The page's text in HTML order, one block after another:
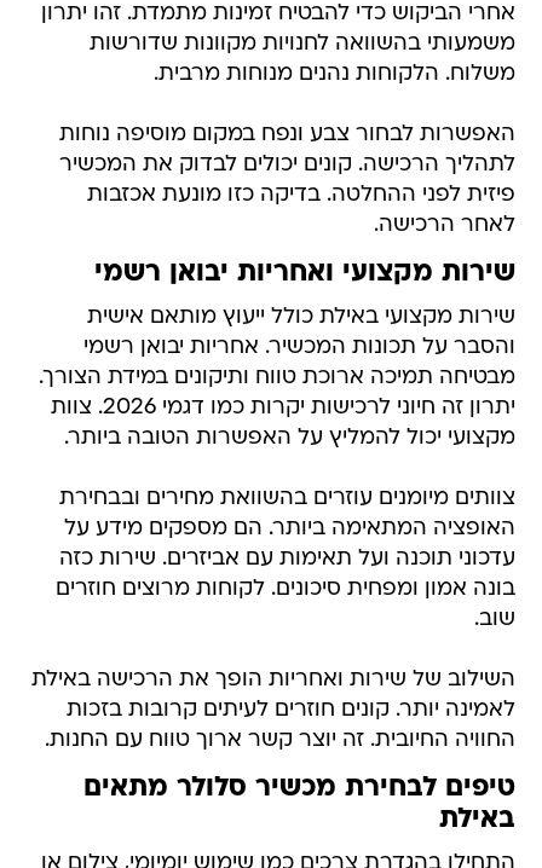
אחרי הביקוש כדי להבטיח זמינות מתמדת. זהו יתרון
משמעותי בהשוואה לחנויות מקוונות שדורשות
משלוח. הלקוחות נהנים מנוחות מרבית.
האפשרות לבחור צבע ונפח במקום מוסיפה נוחות
לתהליך הרכישה. קונים יכולים לבדוק את המכשיר
פיזית לפני ההחלטה. בדיקה כזו מונעת אכזבות
לאחר הרכישה.
שירות מקצועי ואחריות יבואן רשמי
שירות מקצועי באילת כולל ייעוץ מותאם אישית
והסבר על תכונות המכשיר. אחריות יבואן רשמי
מבטיחה תמיכה ארוכת טווח ותיקונים במידת הצורך.
יתרון זה חיוני לרכישות יקרות כמו דגמי 2026. צוות
מקצועי יכול להמליץ על האפשרות הטובה ביותר.
צוותים מיומנים עוזרים בהשוואת מחירים ובבחירת
האופציה המתאימה ביותר. הם מספקים מידע על
עדכוני תוכנה ועל תאימות עם אביזרים. שירות כזה
בונה אמון ומפחית סיכונים. לקוחות מרוצים חוזרים
שוב.
השילוב של שירות ואחריות הופך את הרכישה באילת
לאמינה יותר. קונים חוזרים לעיתים קרובות בזכות
החוויה החיובית. זה יוצר קשר ארוך טווח עם החנות.
טיפים לבחירת מכשיר סלולר מתאים
באילת
התחילו בהגדרת צרכים כמו שימוש יומיומי, צילום או